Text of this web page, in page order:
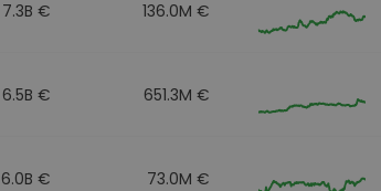
7.3B € 136.0M €
6.5B € 651.3M €
6.0B € 73.0M €